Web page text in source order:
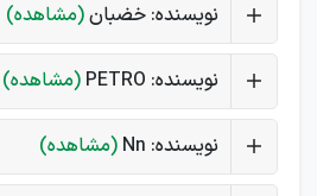
نویسنده: خضبان(مشاهده)
نویسنده: PETRO (مشاهده)
نویسنده: Nn (مشاهده)